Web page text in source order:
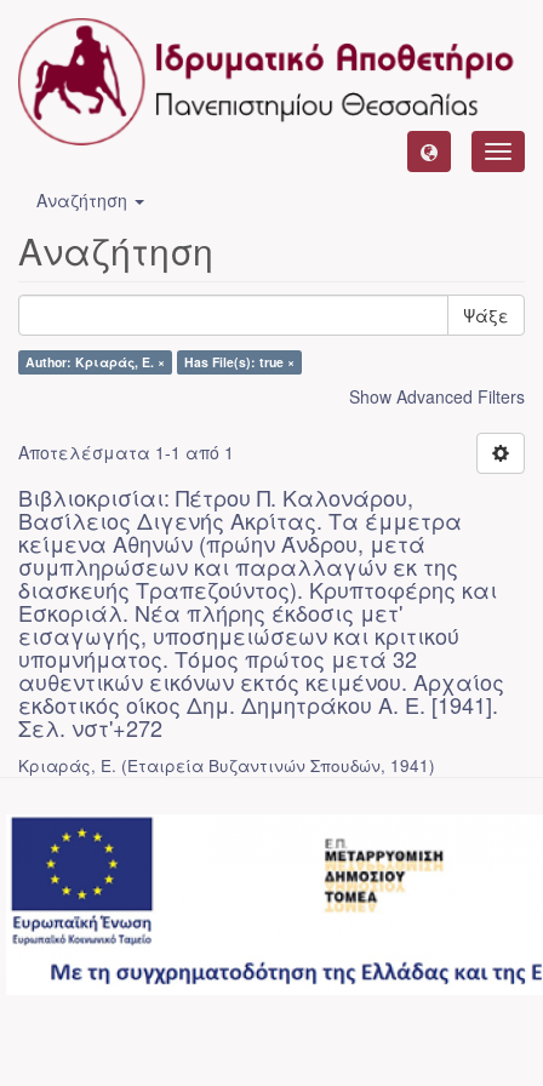
Αναζήτηση
Αναζήτηση
Ψάξε
Author: Κριαράς, Ε. × Has File(s): true ×
Show Advanced Filters
Αποτελέσματα 1-1 από 1
Βιβλιοκρισίαι: Πέτρου Π. Καλονάρου,
Βασίλειος Διγενής Ακρίτας. Τα έμμετρα
κείμενα Αθηνών (πρώην Άνδρου, μετά
συμπληρώσεων και παραλλαγών εκ της
διασκευής Τραπεζούντος). Κρυπτοφέρης και
Εσκοριάλ. Νέα πλήρης έκδοσις μετ'
εισαγωγής, υποσημειώσεων και κριτικού
υπομνήματος. Τόμος πρώτος μετά 32
αυθεντικών εικόνων εκτός κειμένου. Αρχαίος
εκδοτικός οίκος Δημ. Δημητράκου A. Ε. [1941].
Σελ. νστ'+272
Κριαράς, Ε. (Εταιρεία Βυζαντινών Σπουδών, 1941)